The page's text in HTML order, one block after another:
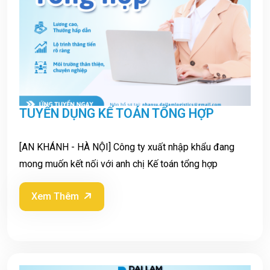
TUYỂN DỤNG KẾ TOÁN TỔNG HỢP
[AN KHÁNH - HÀ NỘI] Công ty xuất nhập khẩu đang
mong muốn kết nối với anh chị Kế toán tổng hợp
Xem Thêm